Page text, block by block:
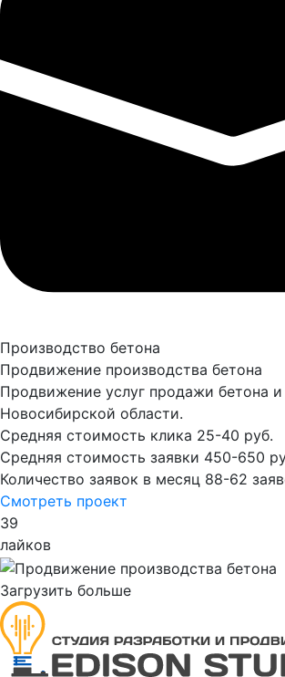
Производство бетона
Продвижение производства бетона
Продвижение услуг продажи бетона
Новосибирской области.
Средняя стоимость клика 25-40 руб.
Средняя стоимость заявки 450-650
Количество заявок в месяц 88-62
Смотреть проект
39
лайков
Загрузить больше